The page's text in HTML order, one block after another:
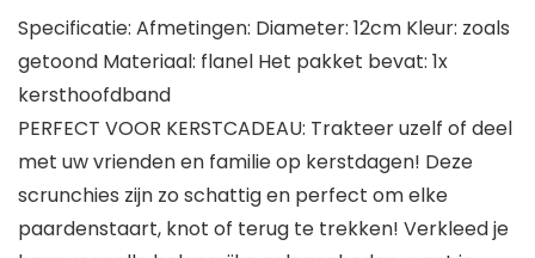
Specificatie: Afmetingen: Diameter: 12cm Kleur: zoals
getoond Materiaal: flanel Het pakket bevat: 1x
kersthoofdband
PERFECT VOOR KERSTCADEAU: Trakteer uzelf of deel
met uw vrienden en familie op kerstdagen! Deze
scrunchies zijn zo schattig en perfect om elke
paardenstaart, knot of terug te trekken! Verkleed je